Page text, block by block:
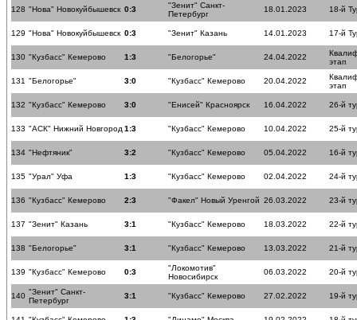
128 "Нова" Новокуйбышевск 0:3
"Зенит" Санкт-
Петербург
18.01.2023 18-й
129 "Нова" Новокуйбышевск 0:3 "Зенит" Казань 14.01.2023 17-й
130 "Кузбасс" Кемерово 1:3 "Белогорье" 24.04.2022
этап
131 "Белогорье" 3:0 "Кузбасс" Кемерово 20.04.2022
этап
132 "Кузбасс" Кемерово 3:0 "Енисей" Красноярск 16.04.2022 26-й
133 "АСК" Нижний Новгород 1:3 "Кузбасс" Кемерово 10.04.2022 25-й
134 "Нефтяник" 3:2 "Кузбасс" Кемерово 05.04.2022 16-й
135 "Урал" Уфа 1:3 "Кузбасс" Кемерово 02.04.2022 24-й
136 "Кузбасс" Кемерово 2:3 "Факел" Новый Уренгой 26.03.2022 23-й
137 "Зенит" Казань 3:1 "Кузбасс" Кемерово 18.03.2022 22-й
138 "Белогорье" 3:1 "Кузбасс" Кемерово 13.03.2022 21-й
139 "Кузбасс" Кемерово 0:3
"Локомотив"
Новосибирск
06.03.2022 20-й
140 "Зенит" Санкт-
Петербург
3:1 "Кузбасс" Кемерово 27.02.2022 19-й